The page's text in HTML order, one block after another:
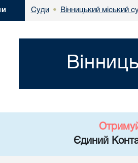
Суди • Вінницький міський
Єдиний